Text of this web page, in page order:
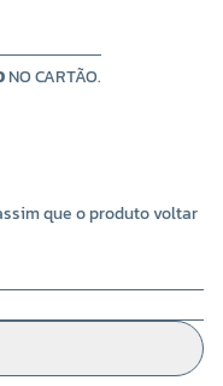
NO CARTÃO.
que o produto voltar